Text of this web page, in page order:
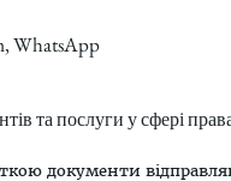
WhatsApp
та послуги у сфері
документи